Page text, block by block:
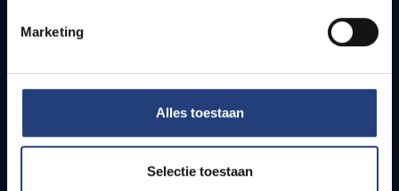
Marketing
Alles toestaan
Selectie toestaan
Studenten
PhD-studenten